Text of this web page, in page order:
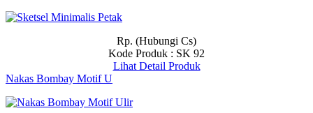
Rp. (Hubungi Cs)
Kode Produk : SK 92
Lihat Detail Produk
Nakas Bombay Motif U